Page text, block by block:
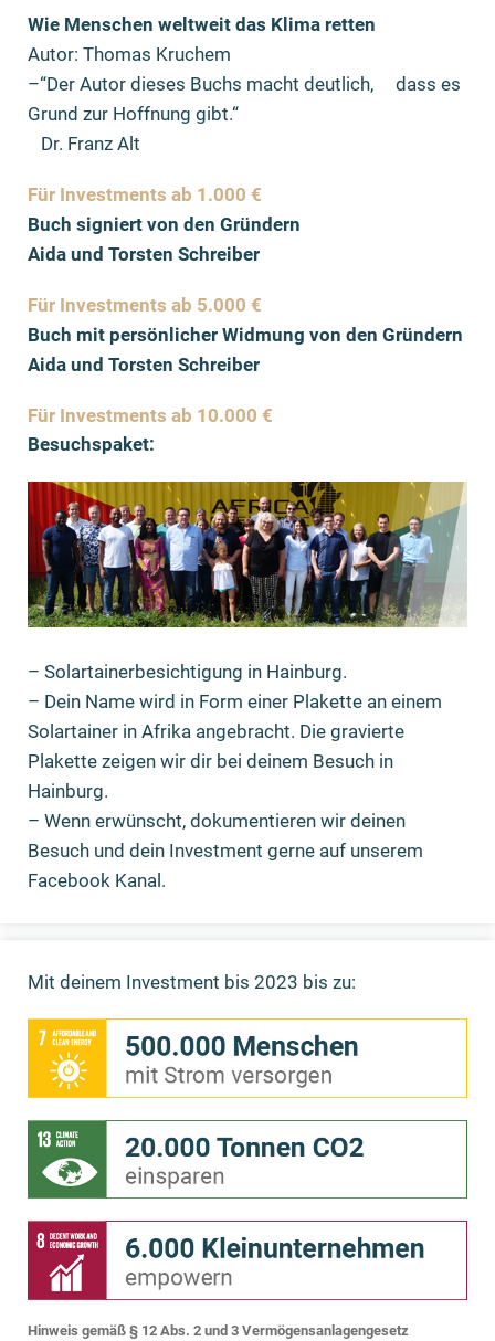
Wie Menschen weltweit das Klima retten
Autor: Thomas Kruchem
–“Der Autor dieses Buchs macht deutlich, dass es
Grund zur Hoffnung gibt.“
Dr. Franz Alt
Für Investments ab 1.000 €
Buch signiert von den Gründern
Aida und Torsten Schreiber
Für Investments ab 5.000 €
Buch mit persönlicher Widmung von den Gründern
Aida und Torsten Schreiber
Für Investments ab 10.000 €
Besuchspaket:
– Solartainerbesichtigung in Hainburg.
– Dein Name wird in Form einer Plakette an einem
Solartainer in Afrika angebracht. Die gravierte
Plakette zeigen wir dir bei deinem Besuch in
Hainburg.
– Wenn erwünscht, dokumentieren wir deinen
Besuch und dein Investment gerne auf unserem
Facebook Kanal.
Mit deinem Investment bis 2023 bis zu:
Hinweis gemäß § 12 Abs. 2 und 3 Vermögensanlagengesetz